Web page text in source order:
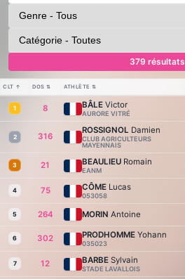
379 résultats
CLT ↑ DOS ⇅ ATHLÈTE ⇅
1 8 BÂLE Victor
AURORE VITRÉ
2 316
ROSSIGNOL Damien
CLUB AGRICULTEURS
MAYENNAIS
3 21 BEAULIEU Romain
EANM
4 75 CÔME Lucas
053058
5 264 MORIN Antoine
6 302 PRODHOMME Yohann
035023
7 12 BARBE Sylvain
STADE LAVALLOIS